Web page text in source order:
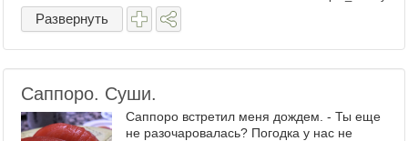
у ...
Развернуть
Саппоро. Суши.
Саппоро встретил меня дождем. - Ты еще
не разочаровалась? Погодка у нас не